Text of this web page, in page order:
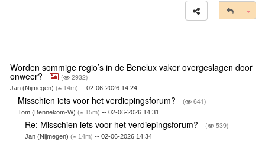
Worden sommige regio’s in de Benelux vaker overgeslagen door
onweer? ( 2932)
Jan (Nijmegen) ( 14m) -- 02-06-2026 14:24
Misschien iets voor het verdiepingsforum? ( 641)
Tom (Bennekom-W) ( 15m) -- 02-06-2026 14:31
Re: Misschien iets voor het verdiepingsforum? ( 539)
Jan (Nijmegen)( 14m) -- 02-06-2026 14:34